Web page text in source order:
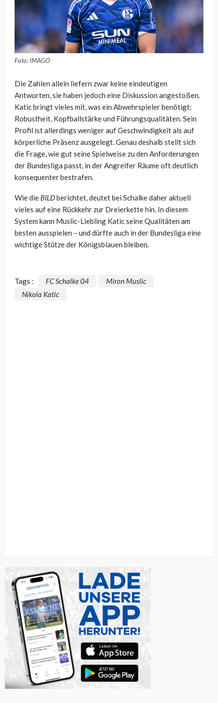
Foto: IMAGO
Die Zahlen allein liefern zwar keine eindeutigen
Antworten, sie haben jedoch eine Diskussion angestoßen.
Katic bringt vieles mit, was ein Abwehrspieler benötigt:
Robustheit, Kopfballstärke und Führungsqualitäten. Sein
Profil ist allerdings weniger auf Geschwindigkeit als auf
körperliche Präsenz ausgelegt. Genau deshalb stellt sich
die Frage, wie gut seine Spielweise zu den Anforderungen
der Bundesliga passt, in der Angreifer Räume oft deutlich
konsequenter bestrafen.
Wie die BILDberichtet, deutet bei Schalke daher aktuell
vieles auf eine Rückkehr zur Dreierkette hin. In diesem
System kann Muslic-Liebling Katic seine Qualitäten am
besten ausspielen – und dürfte auch in der Bundesliga eine
wichtige Stütze der Königsblauen bleiben.
Tags : FC Schalke 04
Miron Muslic
Nikola Katic